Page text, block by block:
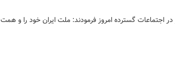
اجتماعات گسترده امروز فرمودند: ملت ایران خود را و همت